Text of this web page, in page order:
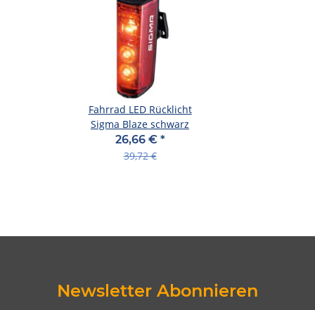
Fahrrad LED Rücklicht
Sigma Blaze schwarz
26,66 € *
39,72 €
Newsletter Abonnieren